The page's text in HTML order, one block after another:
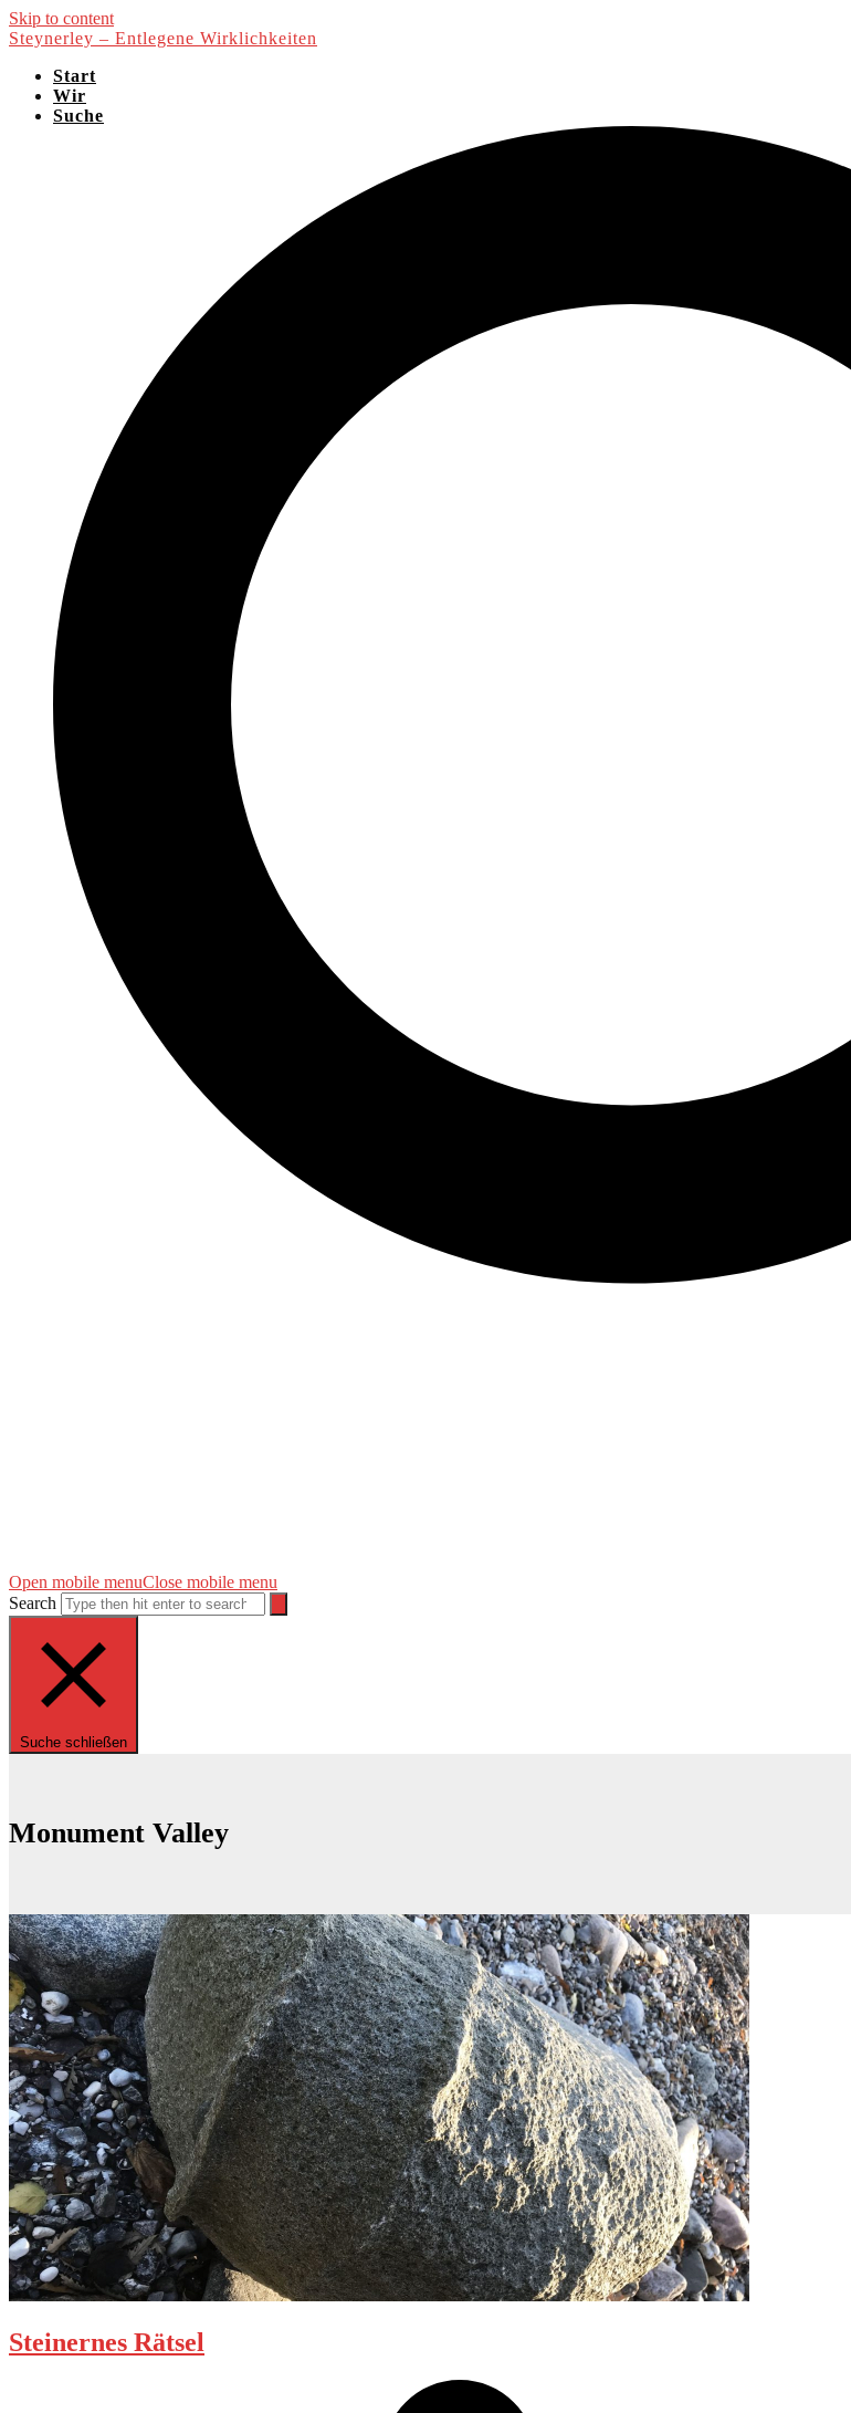
Skip to content
Steynerley – Entlegene Wirklichkeiten
Start
Wir
Suche
Open mobile menuClose mobile menu
Search
Suche schließen
Monument Valley
Steinernes Rätsel